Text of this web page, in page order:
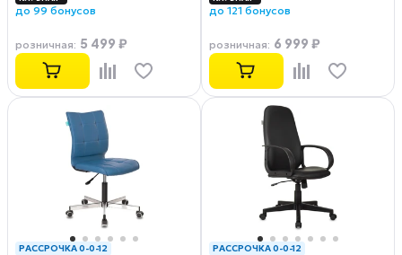
до 99 бонусов
розничная: 5 499 ₽
до 121 бонусов
розничная: 6 999 ₽
РАССРОЧКА 0-0-12 РАССРОЧКА 0-0-12